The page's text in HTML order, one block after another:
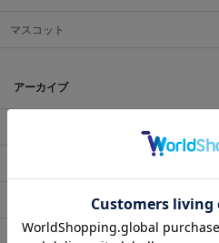
マスコット
アーカイブ
2026.06 (12)